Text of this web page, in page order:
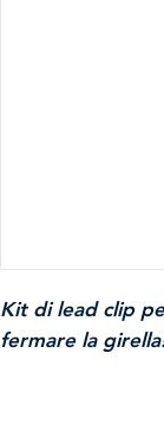
Kit di lead clip
fermare la